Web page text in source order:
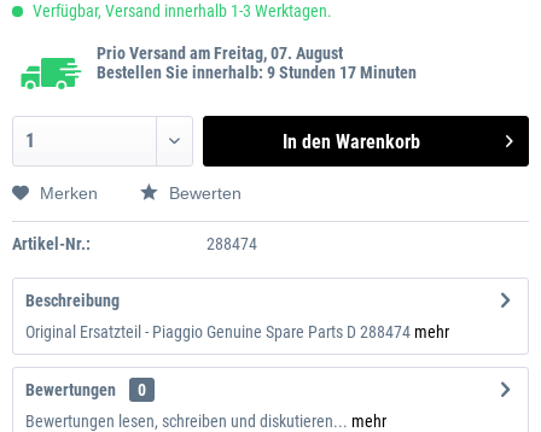
Verfügbar, Versand innerhalb 1-3 Werktagen.
Prio Versand am Freitag, 07. August
Bestellen Sie innerhalb: 9 Stunden 17 Minuten
In den Warenkorb
Merken Bewerten
Artikel-Nr.: 288474
Beschreibung
Original Ersatzteil - Piaggio Genuine Spare Parts D 288474mehr
Bewertungen
0
Bewertungen lesen, schreiben und diskutieren... mehr